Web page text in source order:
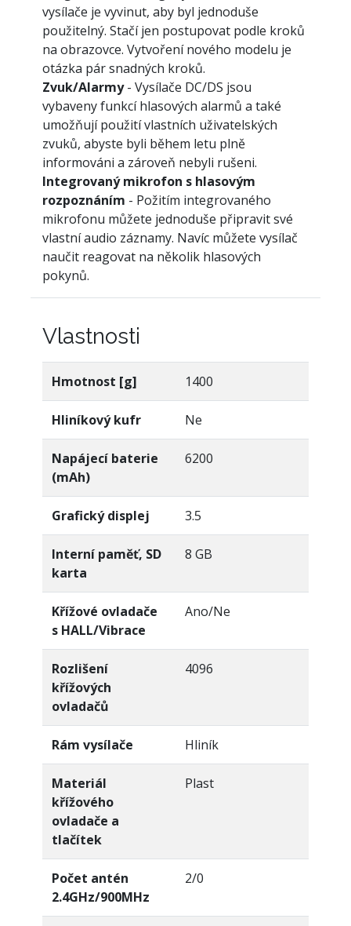
vysílače je vyvinut, aby byl jednoduše
použitelný. Stačí jen postupovat podle kroků
na obrazovce. Vytvoření nového modelu je
otázka pár snadných kroků.
Zvuk/Alarmy- Vysílače DC/DS jsou
vybaveny funkcí hlasových alarmů a také
umožňují použití vlastních uživatelských
zvuků, abyste byli během letu plně
informováni a zároveň nebyli rušeni.
Integrovaný mikrofon s hlasovým
rozpoznáním - Požitím integrovaného
mikrofonu můžete jednoduše připravit své
vlastní audio záznamy. Navíc můžete vysílač
naučit reagovat na několik hlasových
pokynů.
Vlastnosti
Hmotnost [g] 1400
Hliníkový kufr Ne
Napájecí baterie
(mAh)
6200
Grafický displej 3.5
Interní paměť, SD
karta
8 GB
Křížové ovladače
s HALL/Vibrace
Ano/Ne
Rozlišení
křížových
ovladačů
4096
Rám vysílače Hliník
Materiál
křížového
ovladače a
tlačítek
Plast
Počet antén
2.4GHz/900MHz
2/0